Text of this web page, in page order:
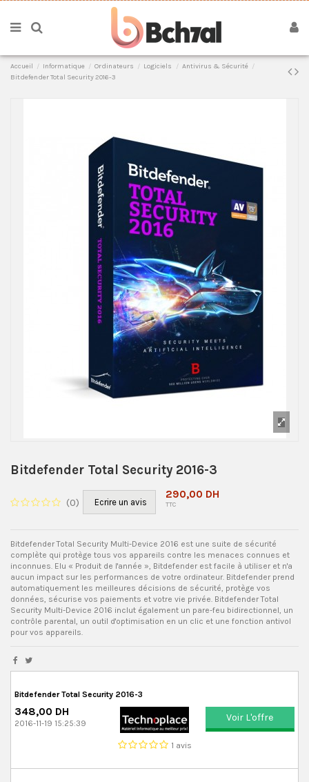
Accueil Informatique Ordinateurs Logiciels
Antivirus & Sécurité
Bitdefender Total Security 2016-3
Bitdefender Total Security 2016-3
(0) Ecrire un avis
290,00 DH
TTC
Bitdefender Total Security Multi-Device 2016 est une suite de sécurité
complète qui protège tous vos appareils contre les menaces connues et
inconnues. Elu « Produit de l'année », Bitdefender est facile à utiliser et n'a
aucun impact sur les performances de votre ordinateur. Bitdefender prend
automatiquement les meilleures décisions de sécurité, protège vos
données, sécurise vos paiements et votre vie privée. Bitdefender Total
Security Multi-Device 2016 inclut également un pare-feu bidirectionnel, un
contrôle parental, un outil d'optimisation en un clic et une fonction antivol
pour vos appareils.
Bitdefender Total Security 2016-3
348,00 DH
2016-11-19 15:25:39
1 avis
Voir L'offre